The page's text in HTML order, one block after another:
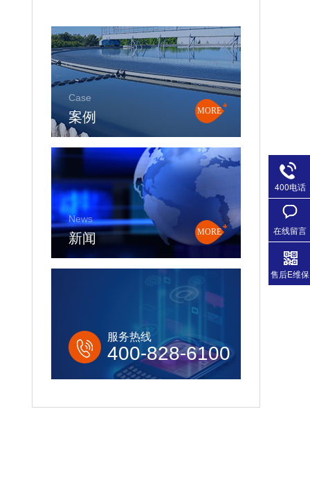
Case
案例 MORE
News
新闻 MORE
服务热线
400-828-6100
400电话
在线留言
售后E维保